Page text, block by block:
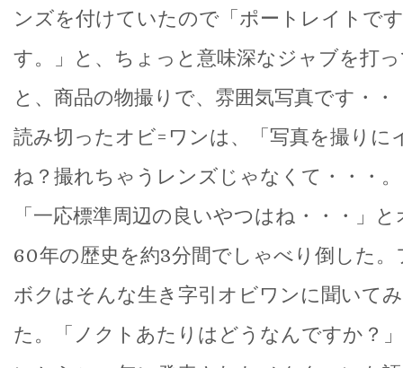
ンズを付けていたので「ポートレイトで
す。」と、ちょっと意味深なジャブを打
と、商品の物撮りで、雰囲気写真です・
読み切ったオビ=ワンは、「写真を撮りに
ね？撮れちゃうレンズじゃなくて・・・
「一応標準周辺の良いやつはね・・・」
60年の歴史を約3分間でしゃべり倒した
ボクはそんな生き字引オビワンに聞いて
た。「ノクトあたりはどうなんですか？